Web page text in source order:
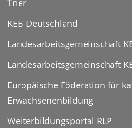
Trier
KEB Deutschland
Landesarbeitsgemeinschaft
Landesarbeitsgemeinschaft
Europäische Föderation für
Erwachsenenbildung
Weiterbildungsportal RLP